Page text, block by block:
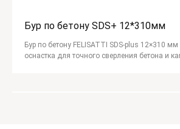
Бур по бетону SDS+ 12*310мм
Бур по бетону FELISATTI SDS-plus 12×310
оснастка для точного сверления бетона и